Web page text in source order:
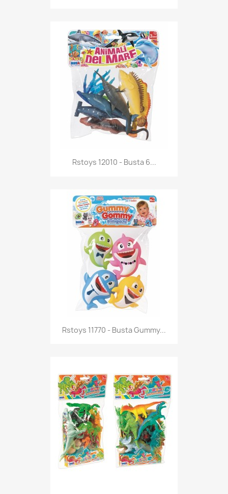
 Anteprima
Rstoys 12010 - Busta 6...
Anteprima
Rstoys 11770 - Busta Gummy...